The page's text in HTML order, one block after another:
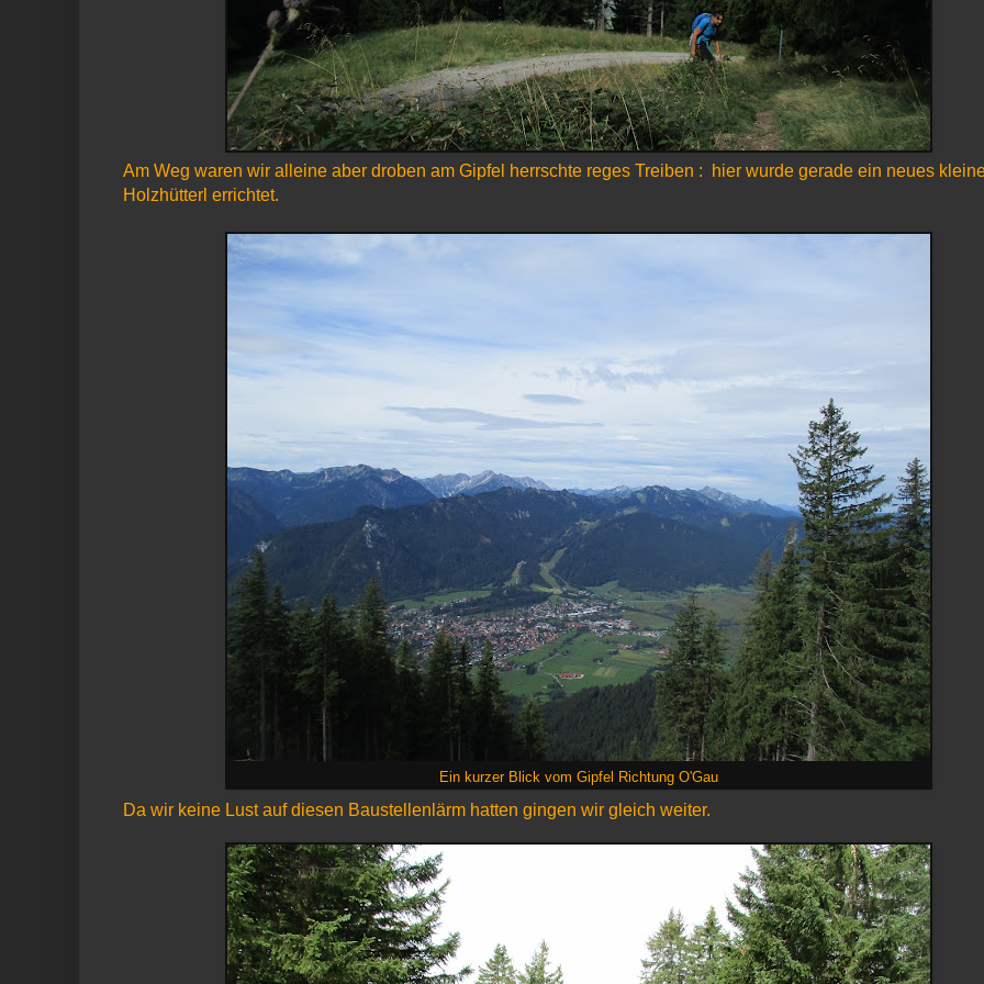
Am Weg waren wir alleine aber droben am Gipfel herrschte reges Treiben : hier wurde gerade ein neues
Holzhütterl errichtet.
Ein kurzer Blick vom Gipfel Richtung O'Gau
Da wir keine Lust auf diesen Baustellenlärm hatten gingen wir gleich weiter.